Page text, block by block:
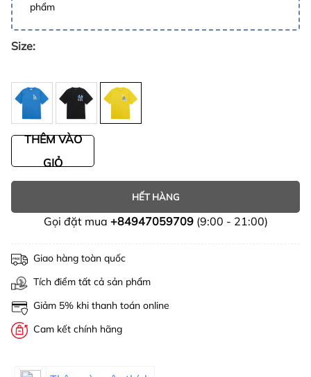
phẩm
Size:
THÊM VÀO
GIỎ
HẾT HÀNG
Gọi đặt mua +84947059709(9:00 - 21:00)
Giao hàng toàn quốc
Tích điểm tất cả sản phẩm
Giảm 5% khi thanh toán online
Cam kết chính hãng